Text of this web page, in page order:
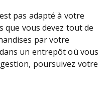
pas adapté à votre
que vous devez tout de
par votre
un entrepôt où vous
poursuivez votre